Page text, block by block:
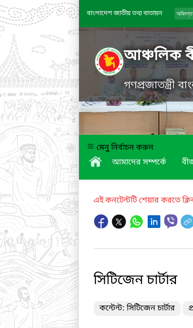
বাংলাদেশ জাতীয় তথ্য বাতায়ন
আঞ্চলিক
গণপ্রজাতন্ত্রী
মেনু নির্বাচন করুন
আমাদের সম্পর্কে
এই কনটেন্টটি শেয়ার করতে
সিটিজেন চার্টার
কন্টেন্ট: সিটিজেন চার্টার